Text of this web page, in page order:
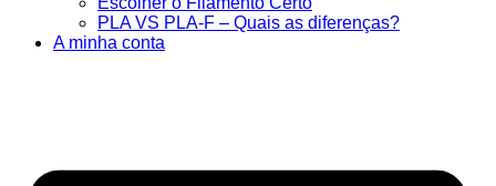
PLA VS PLA-F – Quais as diferenças?
A minha conta